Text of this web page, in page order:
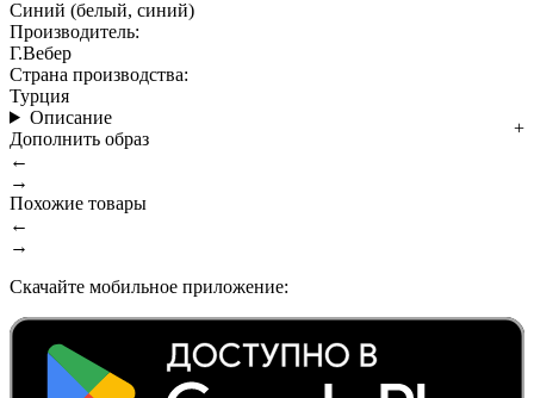
Синий (белый, синий)
Производитель:
Г.Вебер
Страна производства:
Турция
Описание
Дополнить образ
←
→
Похожие товары
←
→
Скачайте мобильное приложение: